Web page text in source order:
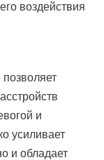
воздействия
и
усиливает
и обладает